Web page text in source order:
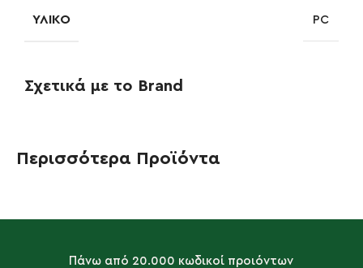
ΥΛΙΚΌ PC
Σχετικά με το Brand
Περισσότερα Προϊόντα
Πάνω από 20.000 κωδικοί προιόντων